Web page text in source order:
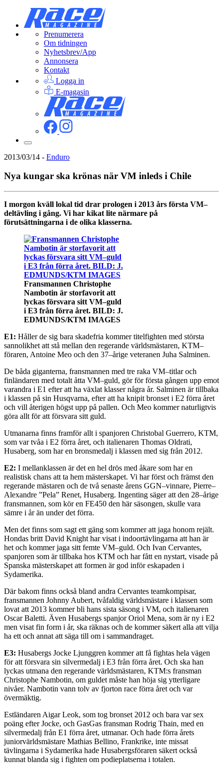
Prenumerera
Om tidningen
Nyhetsbrev/App
Annonsera
Kontakt
Logga in
E-magasin
2013/03/14 - Enduro
Nya kungar ska krönas när VM inleds i Chile
I morgon kväll lokal tid drar prologen i 2013 års första VM–
deltävling i gång. Vi har kikat lite närmare på
förutsättningarna i de olika klasserna.
Fransmannen Christophe
Nambotin är storfavorit att
lyckas försvara sitt VM–guld
i E3 från förra året. BILD: J.
EDMUNDS/KTM IMAGES
E1: Håller de sig bara skadefria kommer titelfighten med största
sannolikhet att stå mellan den regerande världsmästaren, KTM–
föraren, Antoine Meo och den 37–årige veteranen Juha Salminen.
De båda giganterna, fransmannen med tre raka VM–titlar och
finländaren med totalt åtta VM–guld, gör för första gången upp emot
varandra i E1 efter att ha växlat klasser några år. Salminen är tillbaka
i klassen på sin Husqvarna, efter att ha knipit bronset i E2 förra året
och vill återigen högst upp på pallen. Och Meo kommer naturligtvis
göra allt för att försvara sitt guld.
Utmanarna finns framför allt i spanjoren Christobal Guerrero, KTM,
som var tvåa i E2 förra året, och italienaren Thomas Oldrati,
Husaberg, som har en bronsmedalj i klassen med sig från 2012.
E2: I mellanklassen är det en hel drös med åkare som har en
realistisk chans att ta hem mästerskapet. Vi har först och främst den
regerande mästaren och de två senaste årens GGN–vinnare, Pierre–
Alexandre ”Pela” Renet, Husaberg. Ingenting säger att den 28–årige
fransmannen, som kör en FE450 den här säsongen, skulle vara
sämre i år än under det förra.
Men det finns som sagt ett gäng som kommer att jaga honom rejält.
Hondas britt David Knight har visat i indoortävlingarna att han är
het och kommer jaga sitt femte VM–guld. Och Ivan Cervantes,
spanjoren som är tillbaka hos KTM och har fått en nystart, visade på
Spanska mästerskapet att formen är god inför eskapaden i
Sydamerika.
Där bakom finns också bland andra Cervantes teamkompisar,
fransmannen Johnny Aubert, tvåfaldig världsmästare i klassen som
lovat att 2013 kommer bli hans sista säsong i VM, och italienaren
Oscar Baletti. Även Husabergs spanjor Oriol Mena, som är ny i E2
men visat fin form i år, ska räknas och de kommer säkert alla att vilja
ha ett och annat att säga till om i sammandraget.
E3: Husabergs Jocke Ljunggren kommer att få fightas hela vägen
för att försvara sin silvermedalj i E3 från förra året. Och ska han
lyckas utmana den regerande världsmästaren, KTM:s fransman
Christophe Nambotin, om guldet måste han höja sig ytterligare
nivåer. Nambotin vann tolv av fjorton race förra året och var
övermäktig.
Estländaren Aigar Leok, som tog bronset 2012 och bara var sex
poäng efter Jocke, och GasGas fransman Rodrig Thain, med en
silvermedalj från E1 förra året, utmanar. Och hade förra årets
juniorvärldsmästare Mathias Bellino, Frankrike, inte missat
tävlingarna i Sydamerika hade Husabergsföraren säkert också
kunnat blanda sig i fighten om podieplatserna i totalen.